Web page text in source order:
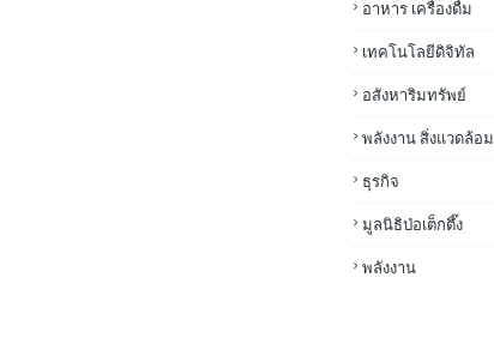
อาหาร เครื่องดื่ม
เทคโนโลยีดิจิทัล
อสังหาริมทรัพย์
พลังงาน สิ่งแวดล้อม
ธุรกิจ
มูลนิธิป่อเต็กตึ๊ง
พลังงาน